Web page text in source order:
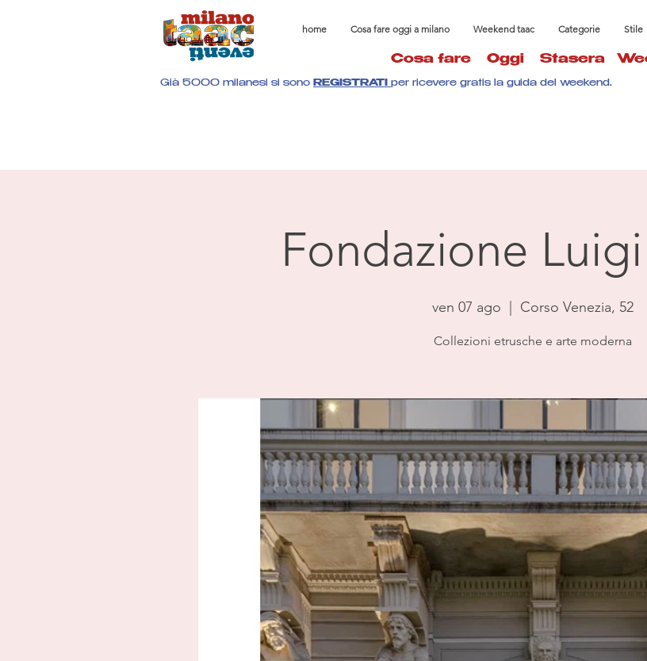
home Cosa fare oggi a milano Weekend taac Categorie Stile
Cosa fare Oggi Stasera
Già 5000 milanesi si sono REGISTRATI per ricevere gratis la guida del weekend.
Fondazione
ven 07 ago Corso Venezia, 52
Collezioni etrusche e arte moderna